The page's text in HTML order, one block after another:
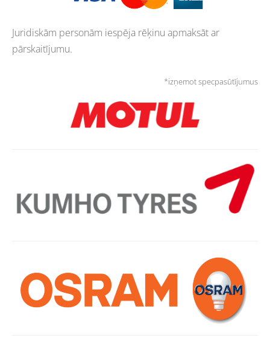
Juridiskām personām iespēja rēķinu apmaksāt ar
pārskaitījumu.
*izņemot specpasūtījumus